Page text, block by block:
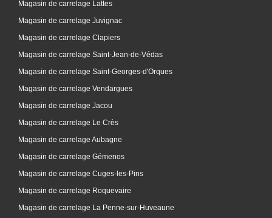
Magasin de carrelage Lattes
Magasin de carrelage Juvignac
Magasin de carrelage Clapiers
Magasin de carrelage Saint-Jean-de-Védas
Magasin de carrelage Saint-Georges-d'Orques
Magasin de carrelage Vendargues
Magasin de carrelage Jacou
Magasin de carrelage Le Crès
Magasin de carrelage Aubagne
Magasin de carrelage Gémenos
Magasin de carrelage Cuges-les-Pins
Magasin de carrelage Roquevaire
Magasin de carrelage La Penne-sur-Huveaune